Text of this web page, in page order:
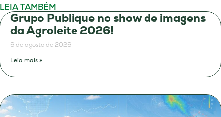
LEIA TAMBÉM
Grupo Publique no show de imagens
da Agroleite 2026!
6 de agosto de 2026
Leia mais »